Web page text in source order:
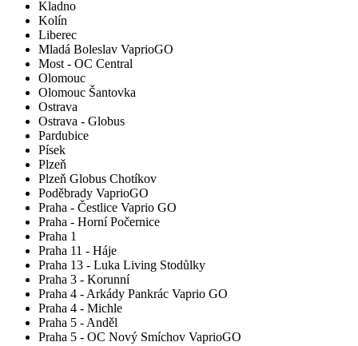
Kladno
Kolín
Liberec
Mladá Boleslav VaprioGO
Most - OC Central
Olomouc
Olomouc Šantovka
Ostrava
Ostrava - Globus
Pardubice
Písek
Plzeň
Plzeň Globus Chotíkov
Poděbrady VaprioGO
Praha - Čestlice Vaprio GO
Praha - Horní Počernice
Praha 1
Praha 11 - Háje
Praha 13 - Luka Living Stodůlky
Praha 3 - Korunní
Praha 4 - Arkády Pankrác Vaprio GO
Praha 4 - Michle
Praha 5 - Anděl
Praha 5 - OC Nový Smíchov VaprioGO